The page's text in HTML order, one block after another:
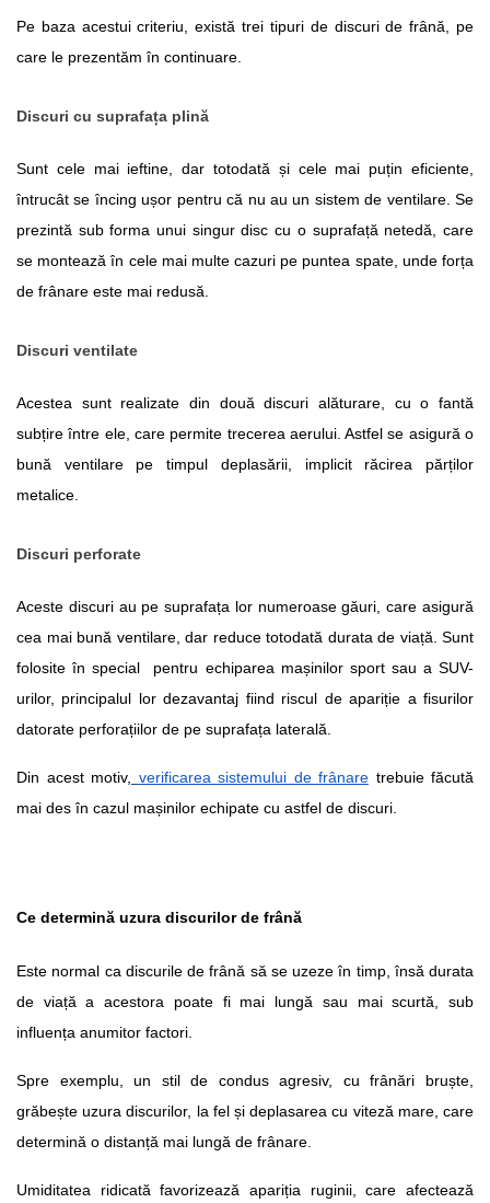
Pe baza acestui criteriu, există trei tipuri de discuri de frână, pe
care le prezentăm în continuare.
Discuri cu suprafața plină
Sunt cele mai ieftine, dar totodată și cele mai puțin eficiente,
întrucât se încing ușor pentru că nu au un sistem de ventilare. Se
prezintă sub forma unui singur disc cu o suprafață netedă, care
se montează în cele mai multe cazuri pe puntea spate, unde forța
de frânare este mai redusă.
Discuri ventilate
Acestea sunt realizate din două discuri alăturare, cu o fantă
subțire între ele, care permite trecerea aerului. Astfel se asigură o
bună ventilare pe timpul deplasării, implicit răcirea părților
metalice.
Discuri perforate
Aceste discuri au pe suprafața lor numeroase găuri, care asigură
cea mai bună ventilare, dar reduce totodată durata de viață. Sunt
folosite în special  pentru echiparea mașinilor sport sau a SUV-
urilor, principalul lor dezavantaj fiind riscul de apariție a fisurilor
datorate perforațiilor de pe suprafața laterală.
Din acest motiv, verificarea sistemului de frânare trebuie făcută
mai des în cazul mașinilor echipate cu astfel de discuri.
Ce determină uzura discurilor de frână
Este normal ca discurile de frână să se uzeze în timp, însă durata
de viață a acestora poate fi mai lungă sau mai scurtă, sub
influența anumitor factori.
Spre exemplu, un stil de condus agresiv, cu frânări bruște,
grăbește uzura discurilor, la fel și deplasarea cu viteză mare, care
determină o distanță mai lungă de frânare.
Umiditatea ridicată favorizează apariția ruginii, care afectează